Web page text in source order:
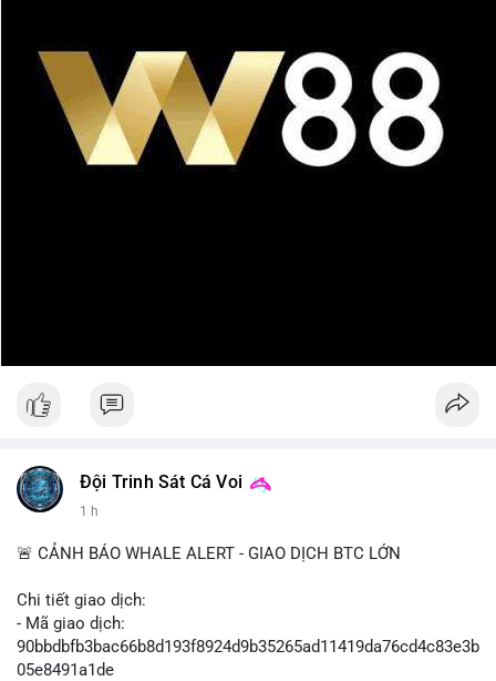
Đội Trinh Sát Cá Voi
1 h
🚨 CẢNH BÁO WHALE ALERT - GIAO DỊCH BTC LỚN
Chi tiết giao dịch:
- Mã giao dịch:
90bbdbfb3bac66b8d193f8924d9b35265ad11419da76cd4c83e3b
05e8491a1de